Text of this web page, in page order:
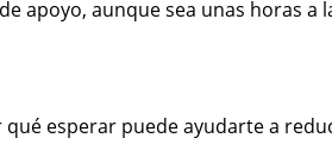
apoyo, aunque sea unas horas
esperar puede ayudarte a